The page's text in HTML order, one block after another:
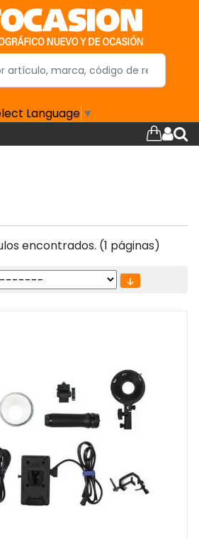
Language ▼
encontrados. (1 páginas)